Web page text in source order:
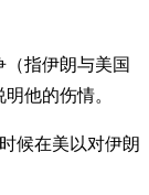
指伊朗与美国
他的伤情。
候在美以对伊朗